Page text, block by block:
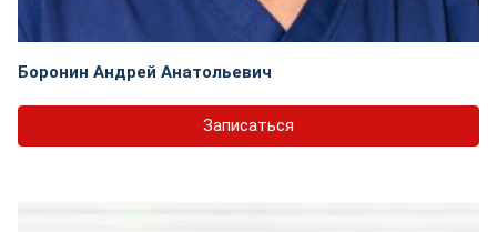
Боронин Андрей Анатольевич
Записаться